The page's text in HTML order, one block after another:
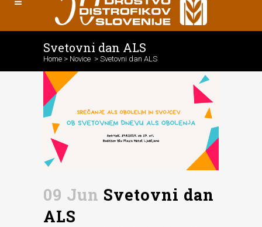
Svetovni dan ALS
Home > Novice > Svetovni dan ALS
09 Jun Svetovni dan
ALS